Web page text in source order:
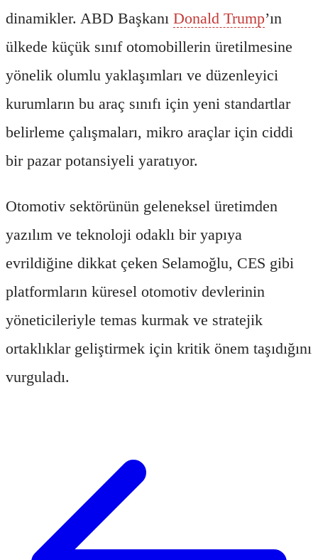
dinamikler. ABD Başkanı Donald Trump’ın
ülkede küçük sınıf otomobillerin üretilmesine
yönelik olumlu yaklaşımları ve düzenleyici
kurumların bu araç sınıfı için yeni standartlar
belirleme çalışmaları, mikro araçlar için ciddi
bir pazar potansiyeli yaratıyor.
Otomotiv sektörünün geleneksel üretimden
yazılım ve teknoloji odaklı bir yapıya
evrildiğine dikkat çeken Selamoğlu, CES gibi
platformların küresel otomotiv devlerinin
yöneticileriyle temas kurmak ve stratejik
ortaklıklar geliştirmek için kritik önem taşıdığını
vurguladı.